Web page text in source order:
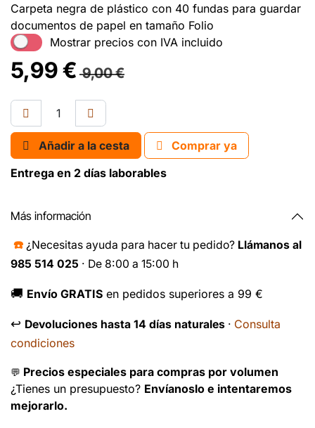
Carpeta negra de plástico con 40 fundas para guardar
documentos de papel en tamaño Folio
Mostrar precios con IVA incluido
5,99€ 9,00€
Añadir a la cesta
Comprar ya
Entrega en 2 días laborables
Más información
☎️ ¿Necesitas ayuda para hacer tu pedido? Llámanos al
985 514 025 · De 8:00 a 15:00 h
🚚 Envío GRATIS en pedidos superiores a 99 €
↩️ Devoluciones hasta 14 días naturales · Consulta
condiciones
💬 Precios especiales para compras por volumen
¿Tienes un presupuesto? Envíanoslo e intentaremos
mejorarlo.